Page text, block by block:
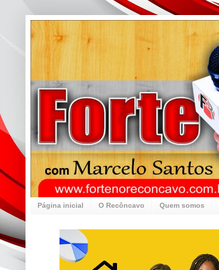
Página inicial O Recôncavo Quem somos